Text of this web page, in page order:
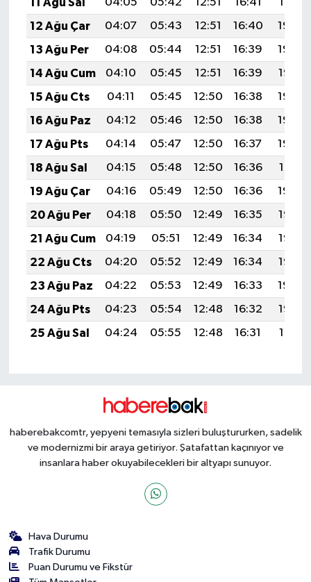
12 Ağu Çar
04:07 05:43 12:51 16:40
19:49
13 Ağu Per
04:08 05:44 12:51 16:39
19:48
14 Ağu Cum
04:10 05:45 12:51 16:39
19:47
15 Ağu Cts
04:11 05:45 12:50 16:38
19:45
16 Ağu Paz
04:12 05:46 12:50 16:38
19:44
17 Ağu Pts
04:14 05:47 12:50 16:37
19:43
18 Ağu Sal
04:15 05:48 12:50 16:36
19:41
19 Ağu Çar
04:16 05:49 12:50 16:36
19:40
20 Ağu Per
04:18 05:50 12:49 16:35
19:38
21 Ağu Cum
04:19 05:51 12:49 16:34
19:37
22 Ağu Cts
04:20 05:52 12:49 16:34
19:36
23 Ağu Paz
04:22 05:53 12:49 16:33
19:34
24 Ağu Pts
04:23 05:54 12:48 16:32
19:33
25 Ağu Sal
04:24 05:55 12:48 16:31 19:31
haberebakcomtr, yepyeni temasıyla sizleri buluştururken, sadelik
ve modernizmi bir araya getiriyor. Şatafattan kaçınıyor ve
insanlara haber okuyabilecekleri bir altyapı sunuyor.
Hava Durumu
Trafik Durumu
Puan Durumu ve Fikstür